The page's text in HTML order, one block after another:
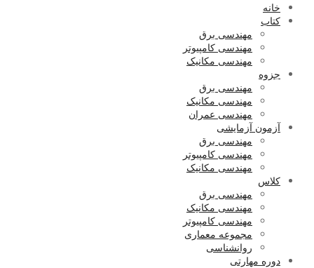
خانه
کتاب
مهندسی برق
مهندسی کامپیوتر
مهندسی مکانیک
جزوه
مهندسی برق
مهندسی مکانیک
مهندسی عمران
آزمون آزمایشی
مهندسی برق
مهندسی کامپیوتر
مهندسی مکانیک
کلاس
مهندسی برق
مهندسی مکانیک
مهندسی کامپیوتر
مجموعه معماری
روانشناسی
دوره مهارتی